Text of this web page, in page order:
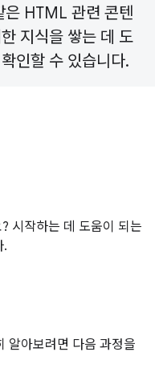
은 HTML 관련 콘텐
지식을 쌓는 데 도
인할 수 있습니다.
시작하는 데 도움이 되는
.
알아보려면 다음 과정을